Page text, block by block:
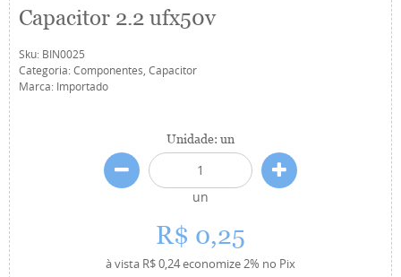
Capacitor 2.2 ufx50v
Sku: BIN0025
Categoria:Componentes, Capacitor
Marca: Importado
Unidade: un
un
R$ 0,25
à vista R$ 0,24economize2% no Pix